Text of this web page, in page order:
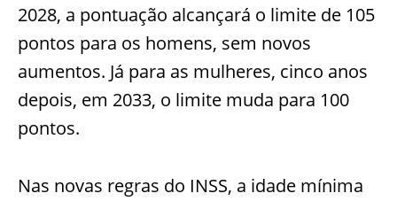
2028, a pontuação alcançará o limite de 105
pontos para os homens, sem novos
aumentos. Já para as mulheres, cinco anos
depois, em 2033, o limite muda para 100
pontos.
Nas novas regras do INSS, a idade mínima